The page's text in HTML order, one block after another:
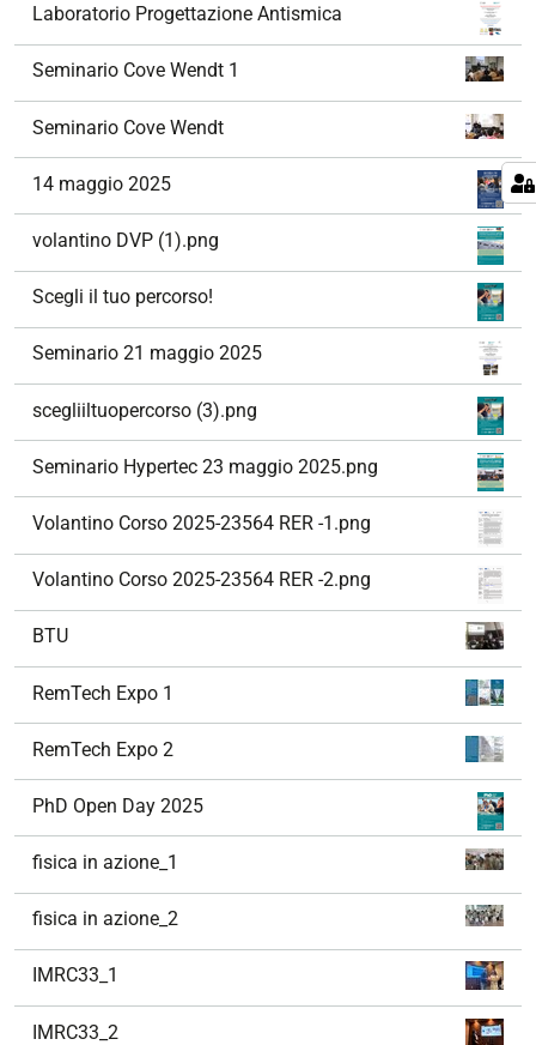
Laboratorio Progettazione Antismica
Seminario Cove Wendt 1
Seminario Cove Wendt
14 maggio 2025
volantino DVP (1).png
Scegli il tuo percorso!
Seminario 21 maggio 2025
scegliiltuopercorso (3).png
Seminario Hypertec 23 maggio 2025.png
Volantino Corso 2025-23564 RER -1.png
Volantino Corso 2025-23564 RER -2.png
BTU
RemTech Expo 1
RemTech Expo 2
PhD Open Day 2025
fisica in azione_1
fisica in azione_2
IMRC33_1
IMRC33_2